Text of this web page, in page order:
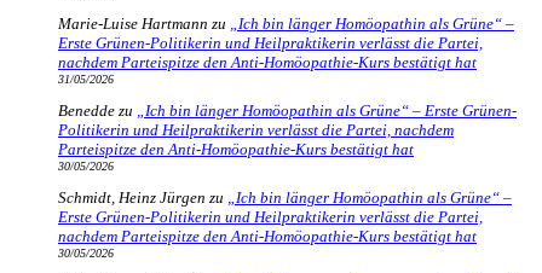
Marie-Luise Hartmann zu
„Ich bin länger Homöopathin als Grüne“ –
Erste Grünen-Politikerin und Heilpraktikerin verlässt die Partei,
nachdem Parteispitze den Anti-Homöopathie-Kurs bestätigt hat
31/05/2026
Benedde zu
„Ich bin länger Homöopathin als Grüne“ – Erste Grünen-
Politikerin und Heilpraktikerin verlässt die Partei, nachdem
Parteispitze den Anti-Homöopathie-Kurs bestätigt hat
30/05/2026
Schmidt, Heinz Jürgen zu
„Ich bin länger Homöopathin als Grüne“ –
Erste Grünen-Politikerin und Heilpraktikerin verlässt die Partei,
nachdem Parteispitze den Anti-Homöopathie-Kurs bestätigt hat
30/05/2026